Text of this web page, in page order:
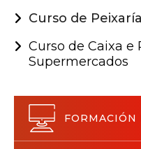
Curso de Peixaría
Curso de Caixa e
Supermercados